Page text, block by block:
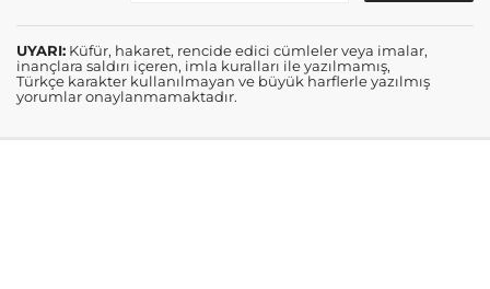
UYARI: Küfür, hakaret, rencide edici cümleler veya imalar,
inançlara saldırı içeren, imla kuralları ile yazılmamış,
Türkçe karakter kullanılmayan ve büyük harflerle yazılmış
yorumlar onaylanmamaktadır.